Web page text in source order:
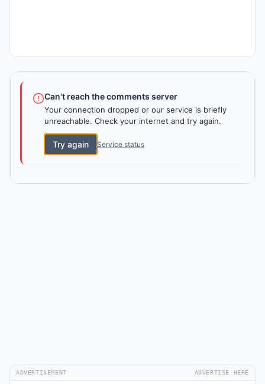
Can't reach the comments server
Your connection dropped or our service is briefly
unreachable. Check your internet and try again.
Try again Service status
ADVERTISEMENT ADVERTISE HERE